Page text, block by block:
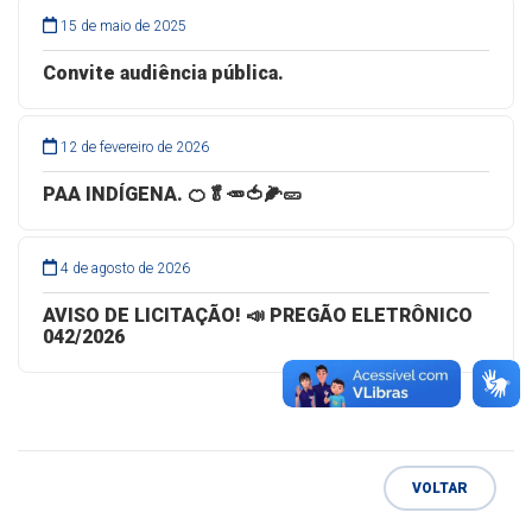
AVISO DE LICITAÇÃO! 📣 CONCORRÊNCIA
ELETRÔNICA 008/2026 – PMSJS
6 de agosto de 2026
AVISO DE LICITAÇÃO! 📣 PREGÃO ELETRÔNICO
15 de maio de 2025
Convite audiência pública.
PAA INDÍGENA. 🍊🥬🥕🍅🌽🥒